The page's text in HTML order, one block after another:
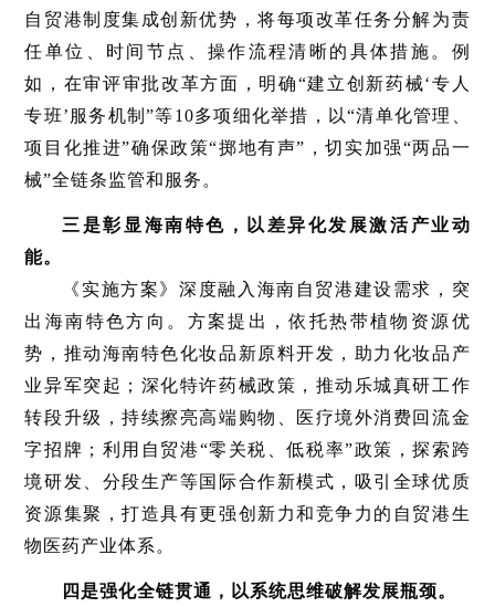
自贸港制度集成创新优势，将每项改革任务分解为责
任单位、时间节点、操作流程清晰的具体措施。例
如，在审评审批改革方面，明确“建立创新药械‘专人
专班’服务机制”等10多项细化举措，以“清单化管理、
项目化推进”确保政策“掷地有声”，切实加强“两品一
械”全链条监管和服务。
三是彰显海南特色，以差异化发展激活产业动
能。
《实施方案》深度融入海南自贸港建设需求，突
出海南特色方向。方案提出，依托热带植物资源优
势，推动海南特色化妆品新原料开发，助力化妆品产
业异军突起；深化特许药械政策，推动乐城真研工作
转段升级，持续擦亮高端购物、医疗境外消费回流金
字招牌；利用自贸港“零关税、低税率”政策，探索跨
境研发、分段生产等国际合作新模式，吸引全球优质
资源集聚，打造具有更强创新力和竞争力的自贸港生
物医药产业体系。
四是强化全链贯通，以系统思维破解发展瓶颈。